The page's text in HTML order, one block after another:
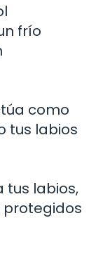
frío
como
tus labios
tus labios,
protegidos